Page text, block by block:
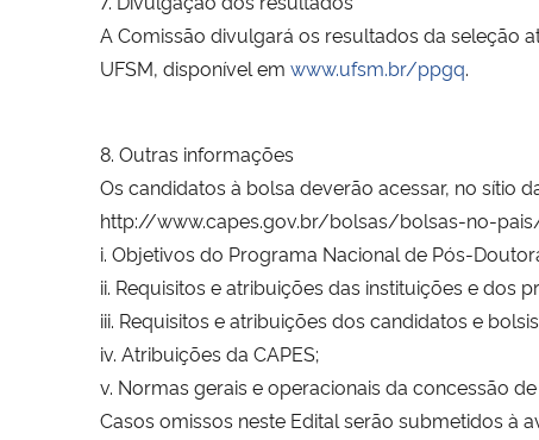
A Comissão divulgará os resultados da seleção
UFSM, disponível em www.ufsm.br/ppgq.
8. Outras informações
Os candidatos à bolsa deverão acessar, no sítio
http://www.capes.gov.br/bolsas/bolsas-no-
i. Objetivos do Programa Nacional de Pós-
ii. Requisitos e atribuições das instituições e dos
iii. Requisitos e atribuições dos candidatos e
iv. Atribuições da CAPES;
v. Normas gerais e operacionais da concessão
Casos omissos neste Edital serão submetidos à